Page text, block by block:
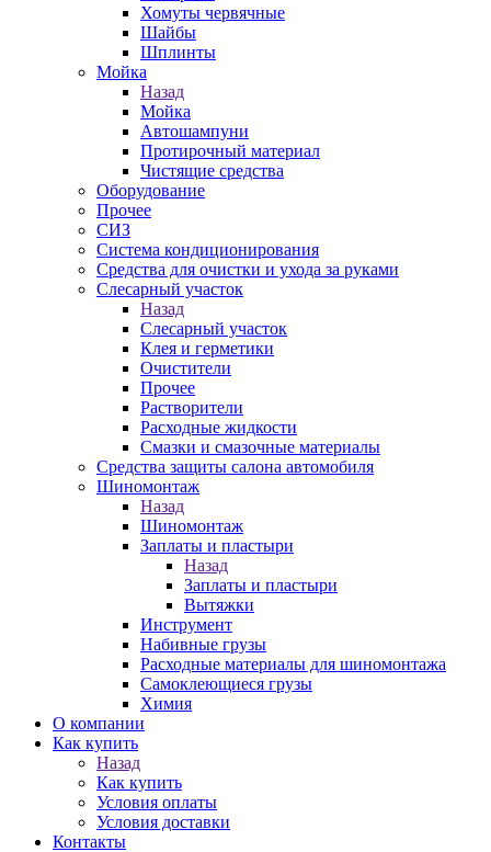
Хомуты червячные
Шайбы
Шплинты
Мойка
Назад
Мойка
Автошампуни
Протирочный материал
Чистящие средства
Оборудование
Прочее
СИЗ
Система кондиционирования
Средства для очистки и ухода за руками
Слесарный участок
Назад
Слесарный участок
Клея и герметики
Очистители
Прочее
Растворители
Расходные жидкости
Смазки и смазочные материалы
Средства защиты салона автомобиля
Шиномонтаж
Назад
Шиномонтаж
Заплаты и пластыри
Назад
Заплаты и пластыри
Вытяжки
Инструмент
Набивные грузы
Расходные материалы для шиномонтажа
Самоклеющиеся грузы
Химия
О компании
Как купить
Назад
Как купить
Условия оплаты
Условия доставки
Контакты